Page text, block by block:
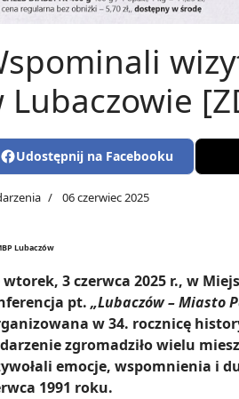
Lubaczowie
Udostępnij na Facebooku
06 czerwiec 2025
Lubaczów
wtorek, 3 czerwca 2025 r., w
pt. „Lubaczów – Miasto
w 34. rocznicę
zgromadziło wielu
emocje, wspomnienia i
1991 roku.